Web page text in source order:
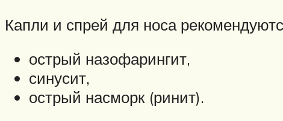
Капли и спрей для носа
острый назофарингит,
синусит,
острый насморк (ринит).